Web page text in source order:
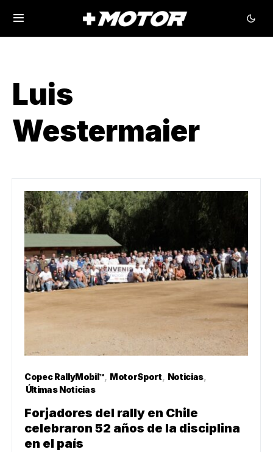
Luis
Westermaier
Copec RallyMobil™ MotorSport
Noticias
Últimas Noticias
Forjadores del rally en Chile
celebraron 52 años de la disciplina
en el país